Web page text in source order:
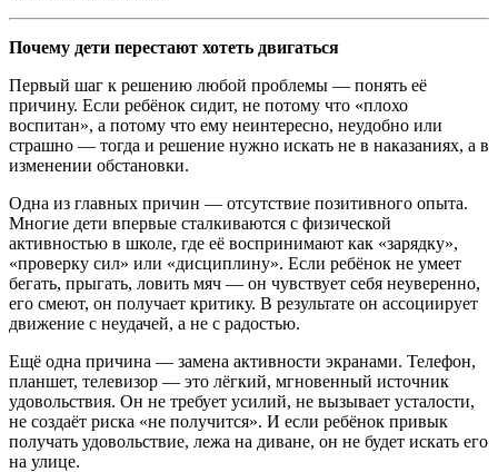
Почему дети перестают хотеть двигаться
Первый шаг к решению любой проблемы — понять её
причину. Если ребёнок сидит, не потому что «плохо
воспитан», а потому что ему неинтересно, неудобно или
страшно — тогда и решение нужно искать не в наказаниях, а в
изменении обстановки.
Одна из главных причин — отсутствие позитивного опыта.
Многие дети впервые сталкиваются с физической
активностью в школе, где её воспринимают как «зарядку»,
«проверку сил» или «дисциплину». Если ребёнок не умеет
бегать, прыгать, ловить мяч — он чувствует себя неуверенно,
его смеют, он получает критику. В результате он ассоциирует
движение с неудачей, а не с радостью.
Ещё одна причина — замена активности экранами. Телефон,
планшет, телевизор — это лёгкий, мгновенный источник
удовольствия. Он не требует усилий, не вызывает усталости,
не создаёт риска «не получится». И если ребёнок привык
получать удовольствие, лежа на диване, он не будет искать его
на улице.